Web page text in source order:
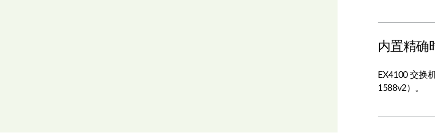
内置精确
EX4100 交换
1588v2）。